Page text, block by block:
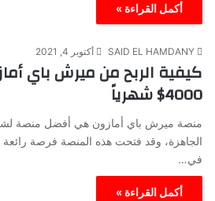
أكمل القراءة »
SAID EL HAMDANY أكتوبر 4, 2021
كيفية الربح من ميرش باي
4000$ شهرياً
منصة ميرش باي أمازون هي أفضل منصة
الجاهزة، وقد فتحت هذه المنصة فرصة
في…
أكمل القراءة »